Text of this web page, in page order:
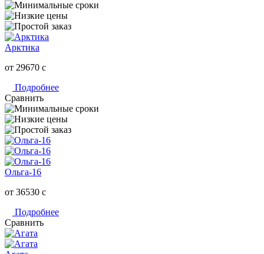
Арктика
от 29670 c
Подробнее
Сравнить
Ольга-16
от 36530 c
Подробнее
Сравнить